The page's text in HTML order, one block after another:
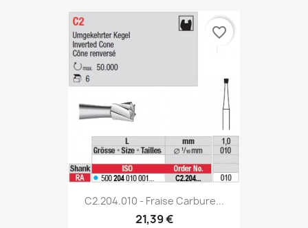
C2.204.010 - Fraise Carbure...
21,39 €
favorite_border